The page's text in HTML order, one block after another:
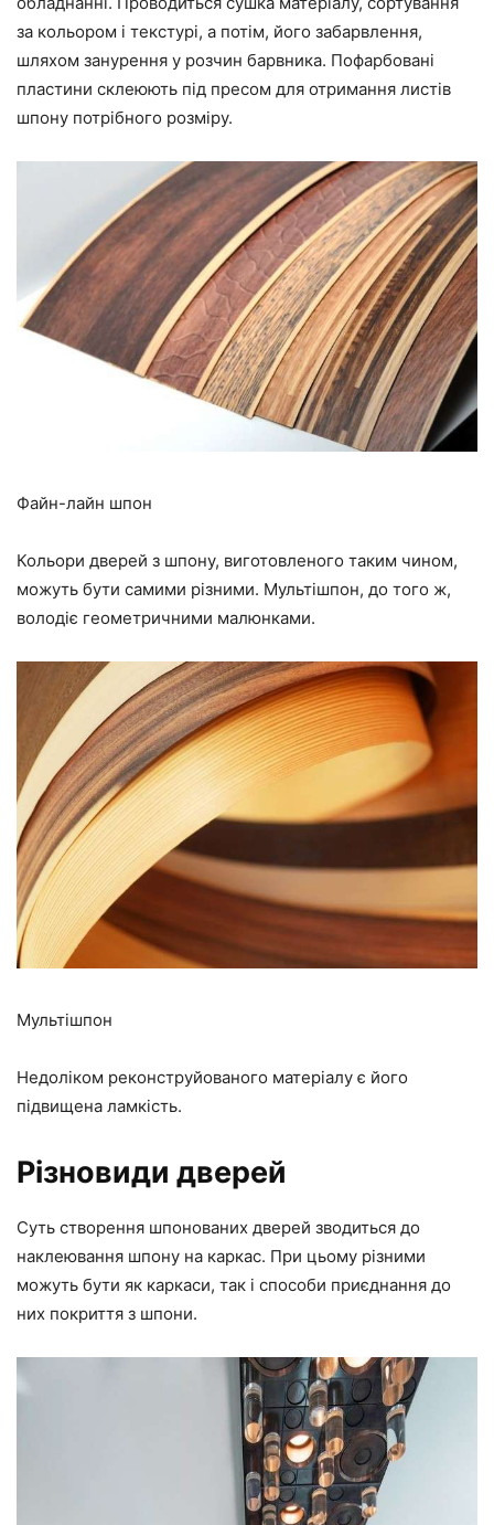
за кольором і текстурі, а потім, його забарвлення,
шляхом занурення у розчин барвника. Пофарбовані
пластини склеюють під пресом для отримання листів
шпону потрібного розміру.
Файн-лайн шпон
Кольори дверей з шпону, виготовленого таким чином,
можуть бути самими різними. Мультішпон, до того ж,
володіє геометричними малюнками.
Мультішпон
Недоліком реконструйованого матеріалу є його
підвищена ламкість.
Різновиди дверей
Суть створення шпонованих дверей зводиться до
наклеювання шпону на каркас. При цьому різними
можуть бути як каркаси, так і способи приєднання до
них покриття з шпони.